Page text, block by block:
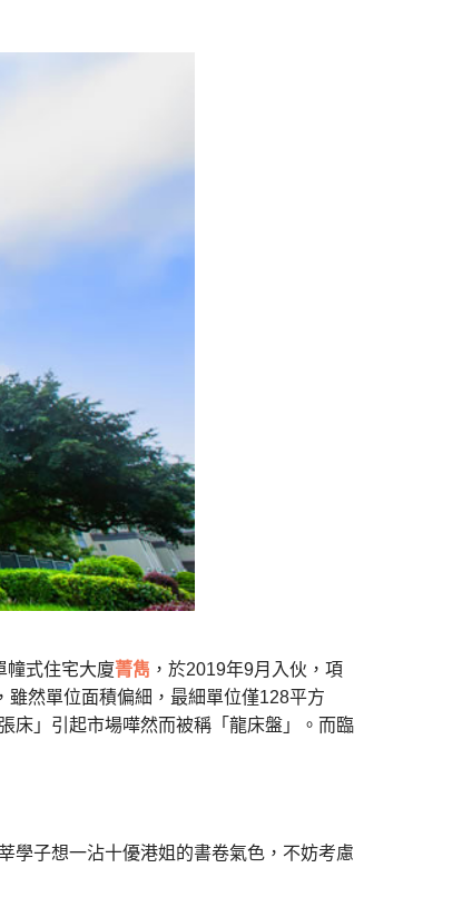
幢式住宅大廈菁雋 ，於2019年9月入伙，項
雖然單位面積偏細，最細單位僅128平方
床」引起市場嘩然而被稱「龍床盤」。 而臨
學子想一沾十優港姐的書卷氣色，不妨考慮